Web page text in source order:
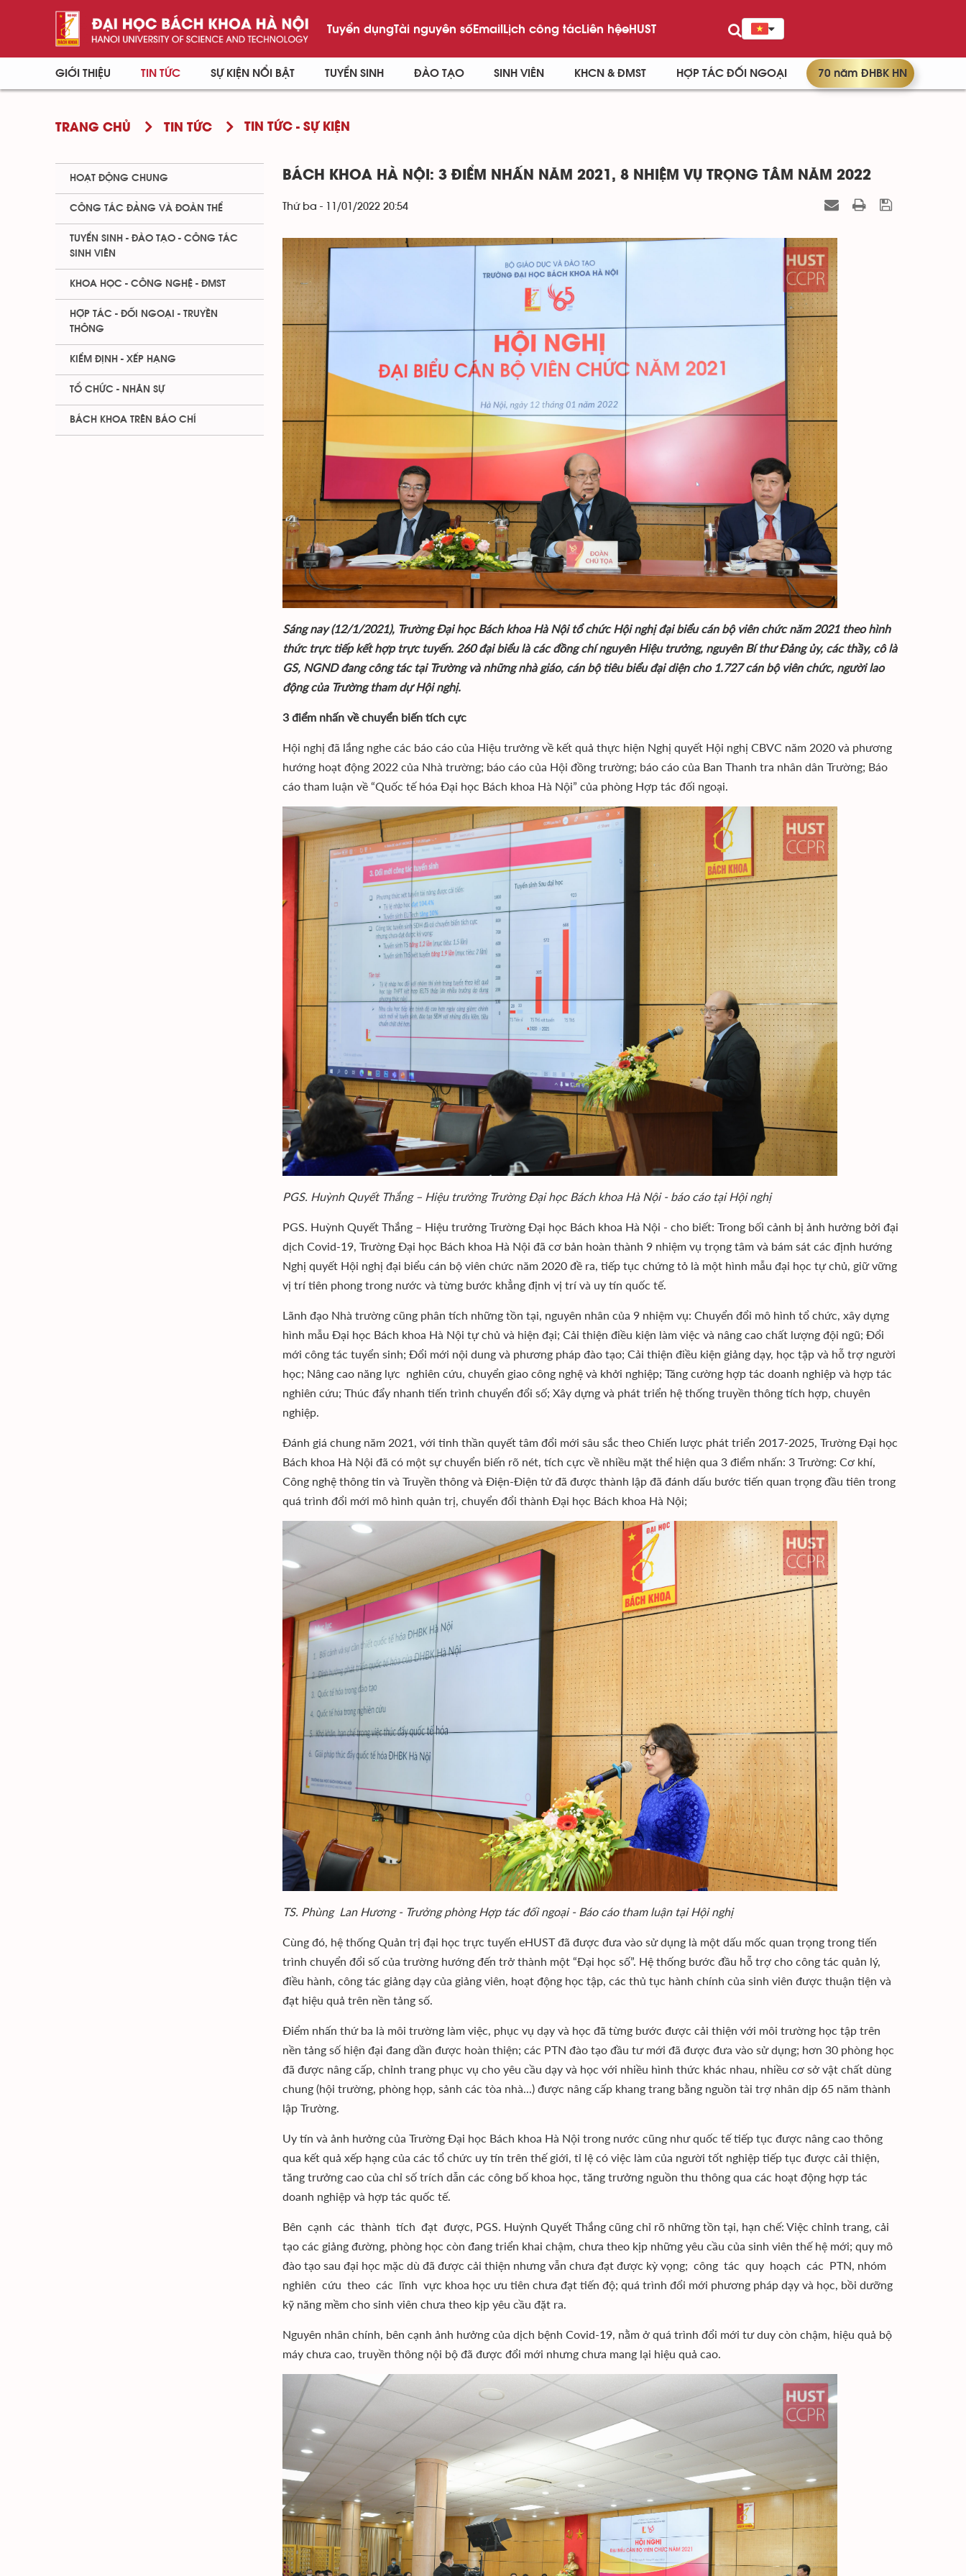
Tuyển dụngTài nguyên sốEmailLịch công tácLiên hệeHUST
GIỚI THIỆU TIN TỨC SỰ KIỆN NỔI BẬT TUYỂN SINH ĐÀO TẠO SINH VIÊN KHCN & ĐMST HỢP TÁC ĐỐI NGOẠI 70 năm ĐHBK HN
TRANG CHỦ TIN TỨC TIN TỨC - SỰ KIỆN
BÁCH KHOA HÀ NỘI: 3 ĐIỂM NHẤN NĂM 2021, 8 NHIỆM VỤ TRỌNG TÂM NĂM 2022
Thứ ba - 11/01/2022 20:54
Sáng nay (12/1/2021), Trường Đại học Bách khoa Hà Nội tổ chức Hội nghị đại biểu cán bộ viên chức năm 2021 theo hình
thức trực tiếp kết hợp trực tuyến. 260 đại biểu là các đồng chí nguyên Hiệu trưởng, nguyên Bí thư Đảng ủy, các thầy, cô là
GS, NGND đang công tác tại Trường và những nhà giáo, cán bộ tiêu biểu đại diện cho 1.727 cán bộ viên chức, người lao
động của Trường tham dự Hội nghị.
3 điểm nhấn về chuyển biến tích cực
Hội nghị đã lắng nghe các báo cáo của Hiệu trưởng về kết quả thực hiện Nghị quyết Hội nghị CBVC năm 2020 và phương
hướng hoạt động 2022 của Nhà trường; báo cáo của Hội đồng trường; báo cáo của Ban Thanh tra nhân dân Trường; Báo
cáo tham luận về “Quốc tế hóa Đại học Bách khoa Hà Nội” của phòng Hợp tác đối ngoại.
PGS. Huỳnh Quyết Thắng – Hiệu trưởng Trường Đại học Bách khoa Hà Nội - báo cáo tại Hội nghị
PGS. Huỳnh Quyết Thắng – Hiệu trưởng Trường Đại học Bách khoa Hà Nội - cho biết: Trong bối cảnh bị ảnh hưởng bởi đại
dịch Covid-19, Trường Đại học Bách khoa Hà Nội đã cơ bản hoàn thành 9 nhiệm vụ trọng tâm và bám sát các định hướng
Nghị quyết Hội nghị đại biểu cán bộ viên chức năm 2020 đề ra, tiếp tục chứng tỏ là một hình mẫu đại học tự chủ, giữ vững
vị trí tiên phong trong nước và từng bước khẳng định vị trí và uy tín quốc tế.
Lãnh đạo Nhà trường cũng phân tích những tồn tại, nguyên nhân của 9 nhiệm vụ: Chuyển đổi mô hình tổ chức, xây dựng
hình mẫu Đại học Bách khoa Hà Nội tự chủ và hiện đại; Cải thiện điều kiện làm việc và nâng cao chất lượng đội ngũ; Đổi
mới công tác tuyển sinh; Đổi mới nội dung và phương pháp đào tạo; Cải thiện điều kiện giảng dạy, học tập và hỗ trợ người
học; Nâng cao năng lực nghiên cứu, chuyển giao công nghệ và khởi nghiệp; Tăng cường hợp tác doanh nghiệp và hợp tác
nghiên cứu; Thúc đẩy nhanh tiến trình chuyển đổi số; Xây dựng và phát triển hệ thống truyền thông tích hợp, chuyên
nghiệp.
Đánh giá chung năm 2021, với tinh thần quyết tâm đổi mới sâu sắc theo Chiến lược phát triển 2017-2025, Trường Đại học
Bách khoa Hà Nội đã có một sự chuyển biến rõ nét, tích cực về nhiều mặt thể hiện qua 3 điểm nhấn: 3 Trường: Cơ khí,
Công nghệ thông tin và Truyền thông và Điện-Điện tử đã được thành lập đã đánh dấu bước tiến quan trọng đầu tiên trong
quá trình đổi mới mô hình quản trị, chuyển đổi thành Đại học Bách khoa Hà Nội;
TS. Phùng Lan Hương - Trưởng phòng Hợp tác đối ngoại - Báo cáo tham luận tại Hội nghị
Cùng đó, hệ thống Quản trị đại học trực tuyến eHUST đã được đưa vào sử dụng là một dấu mốc quan trọng trong tiến
trình chuyển đổi số của trường hướng đến trở thành một “Đại học số”. Hệ thống bước đầu hỗ trợ cho công tác quản lý,
điều hành, công tác giảng dạy của giảng viên, hoạt động học tập, các thủ tục hành chính của sinh viên được thuận tiện và
đạt hiệu quả trên nền tảng số.
Điểm nhấn thứ ba là môi trường làm việc, phục vụ dạy và học đã từng bước được cải thiện với môi trường học tập trên
nền tảng số hiện đại đang dần được hoàn thiện; các PTN đào tạo đầu tư mới đã được đưa vào sử dụng; hơn 30 phòng học
đã được nâng cấp, chỉnh trang phục vụ cho yêu cầu dạy và học với nhiều hình thức khác nhau, nhiều cơ sở vật chất dùng
chung (hội trường, phòng họp, sảnh các tòa nhà...) được nâng cấp khang trang bằng nguồn tài trợ nhân dịp 65 năm thành
lập Trường.
Uy tín và ảnh hưởng của Trường Đại học Bách khoa Hà Nội trong nước cũng như quốc tế tiếp tục được nâng cao thông
qua kết quả xếp hạng của các tổ chức uy tín trên thế giới, tỉ lệ có việc làm của người tốt nghiệp tiếp tục được cải thiện,
tăng trưởng cao của chỉ số trích dẫn các công bố khoa học, tăng trưởng nguồn thu thông qua các hoạt động hợp tác
doanh nghiệp và hợp tác quốc tế.
Bên cạnh các thành tích đạt được, PGS. Huỳnh Quyết Thắng cũng chỉ rõ những tồn tại, hạn chế: Việc chỉnh trang, cải
tạo các giảng đường, phòng học còn đang triển khai chậm, chưa theo kịp những yêu cầu của sinh viên thế hệ mới; quy mô
đào tạo sau đại học mặc dù đã được cải thiện nhưng vẫn chưa đạt được kỳ vọng; công tác quy hoạch các PTN, nhóm
nghiên cứu theo các lĩnh vực khoa học ưu tiên chưa đạt tiến độ; quá trình đổi mới phương pháp dạy và học, bồi dưỡng
kỹ năng mềm cho sinh viên chưa theo kịp yêu cầu đặt ra.
Nguyên nhân chính, bên cạnh ảnh hưởng của dịch bệnh Covid-19, nằm ở quá trình đổi mới tư duy còn chậm, hiệu quả bộ
máy chưa cao, truyền thông nội bộ đã được đổi mới nhưng chưa mang lại hiệu quả cao.
HOẠT ĐỘNG CHUNG
CÔNG TÁC ĐẢNG VÀ ĐOÀN THỂ
TUYỂN SINH - ĐÀO TẠO - CÔNG TÁC
SINH VIÊN
KHOA HỌC - CÔNG NGHỆ - ĐMST
HỢP TÁC - ĐỐI NGOẠI - TRUYỀN
THÔNG
KIỂM ĐỊNH - XẾP HẠNG
TỔ CHỨC - NHÂN SỰ
BÁCH KHOA TRÊN BÁO CHÍ